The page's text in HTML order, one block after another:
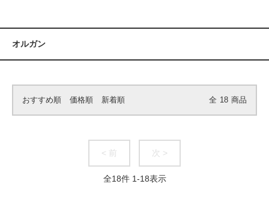
オルガン
おすすめ順 価格順 新着順 全 18 商品
< 前 次 >
全18件 1-18表示